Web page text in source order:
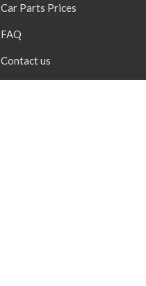
Car Parts Prices
FAQ
Contact us